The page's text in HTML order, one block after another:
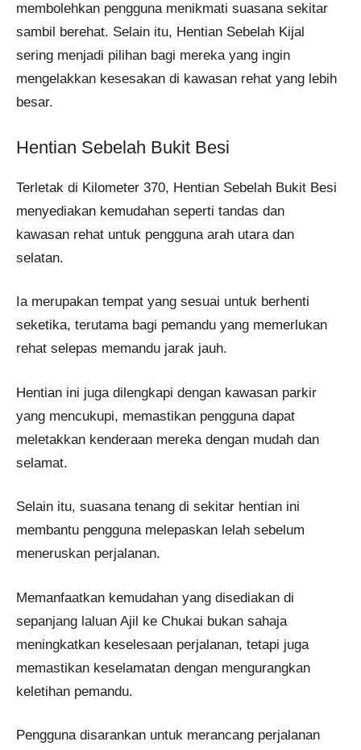
membolehkan pengguna menikmati suasana sekitar
sambil berehat. Selain itu, Hentian Sebelah Kijal
sering menjadi pilihan bagi mereka yang ingin
mengelakkan kesesakan di kawasan rehat yang lebih
besar.
Hentian Sebelah Bukit Besi
Terletak di Kilometer 370, Hentian Sebelah Bukit Besi
menyediakan kemudahan seperti tandas dan
kawasan rehat untuk pengguna arah utara dan
selatan.
Ia merupakan tempat yang sesuai untuk berhenti
seketika, terutama bagi pemandu yang memerlukan
rehat selepas memandu jarak jauh.
Hentian ini juga dilengkapi dengan kawasan parkir
yang mencukupi, memastikan pengguna dapat
meletakkan kenderaan mereka dengan mudah dan
selamat.
Selain itu, suasana tenang di sekitar hentian ini
membantu pengguna melepaskan lelah sebelum
meneruskan perjalanan.
Memanfaatkan kemudahan yang disediakan di
sepanjang laluan Ajil ke Chukai bukan sahaja
meningkatkan keselesaan perjalanan, tetapi juga
memastikan keselamatan dengan mengurangkan
keletihan pemandu.
Pengguna disarankan untuk merancang perjalanan